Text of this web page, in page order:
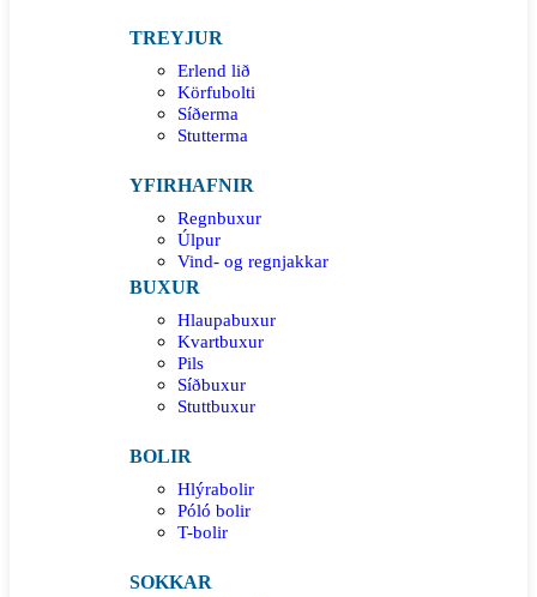
TREYJUR
Erlend lið
Körfubolti
Síðerma
Stutterma
YFIRHAFNIR
Regnbuxur
Úlpur
Vind- og regnjakkar
BUXUR
Hlaupabuxur
Kvartbuxur
Pils
Síðbuxur
Stuttbuxur
BOLIR
Hlýrabolir
Póló bolir
T-bolir
SOKKAR